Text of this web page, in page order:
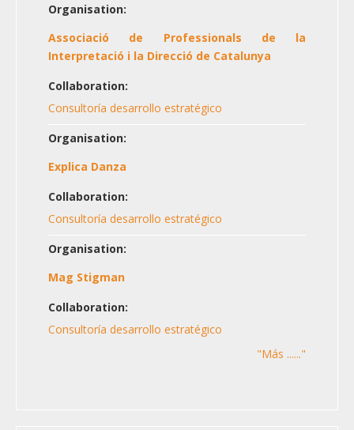
Organisation:
Associació de Professionals de la
Interpretació i la Direcció de Catalunya
Collaboration:
Consultoría desarrollo estratégico
Organisation:
Explica Danza
Collaboration:
Consultoría desarrollo estratégico
Organisation:
Mag Stigman
Collaboration:
Consultoría desarrollo estratégico
"Más ......"